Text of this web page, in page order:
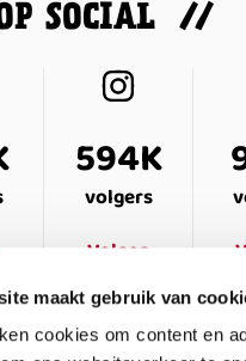
maakt gebruik van
cookies om content en
SOCIAL
594K
volgers
Volgen